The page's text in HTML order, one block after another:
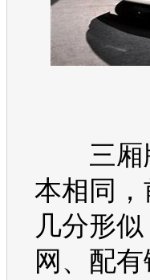
三厢版
本相同
几分形
网、配